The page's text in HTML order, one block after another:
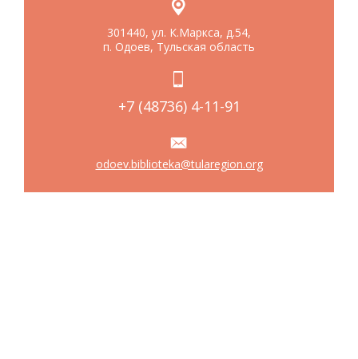
301440, ул. К.Маркса, д.54,
п. Одоев, Тульская область
+7 (48736) 4-11-91
odoev.biblioteka@tularegion.org